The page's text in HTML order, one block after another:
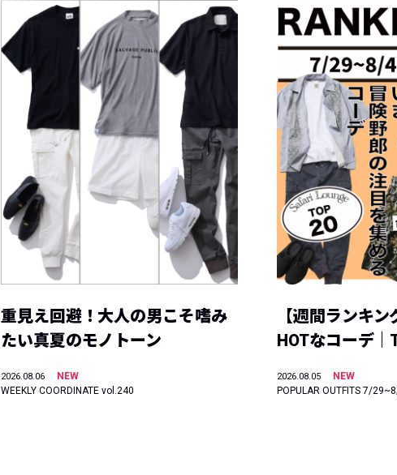
重見え回避！大人の男こそ嗜み
たい真夏のモノトーン
2026.08.06
NEW
WEEKLY COORDINATE vol.240
【週間ランキ
HOTなコーデ｜
2026.08.05
NEW
POPULAR OUTFITS 7/